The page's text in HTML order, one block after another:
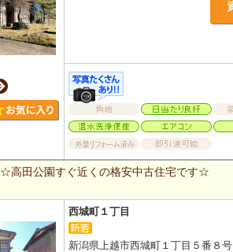
☆高田公園すぐ近くの格安中古住宅です☆
西城町１丁目
新潟県上越市西城町１丁目５番８号